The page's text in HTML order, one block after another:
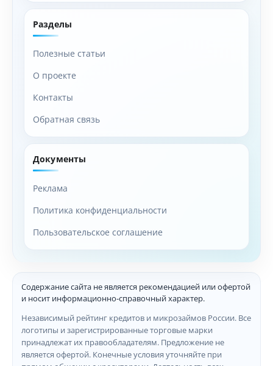
Разделы
Полезные статьи
О проекте
Контакты
Обратная связь
Документы
Реклама
Политика конфиденциальности
Пользовательское соглашение
Содержание сайта не является рекомендацией или офертой
и носит информационно-справочный характер.
Независимый рейтинг кредитов и микрозаймов России. Все
логотипы и зарегистрированные торговые марки
принадлежат их правообладателям. Предложение не
является офертой. Конечные условия уточняйте при